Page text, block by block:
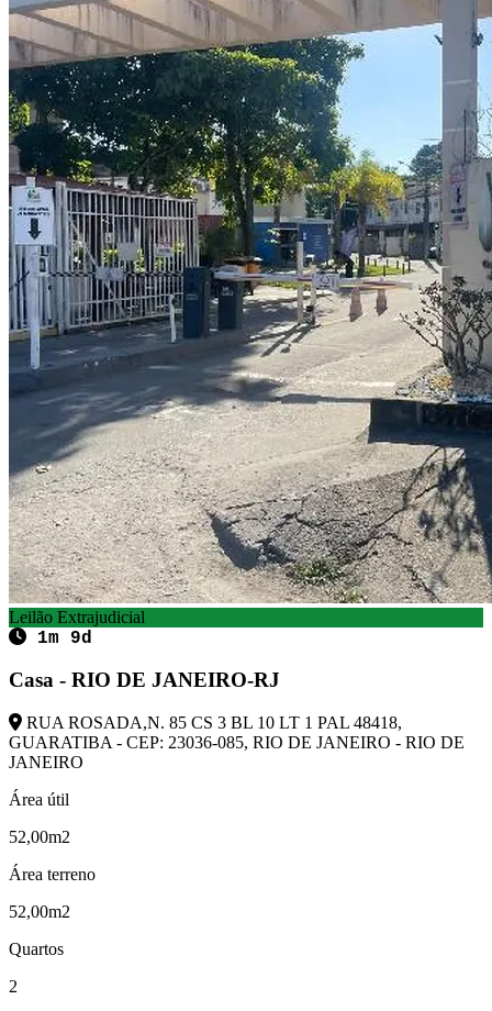
Leilão Extrajudicial
1m 9d
Casa - RIO DE JANEIRO-RJ
RUA ROSADA,N. 85 CS 3 BL 10 LT 1 PAL 48418,
GUARATIBA - CEP: 23036-085, RIO DE JANEIRO - RIO DE
JANEIRO
Área útil
52,00m2
Área terreno
52,00m2
Quartos
2